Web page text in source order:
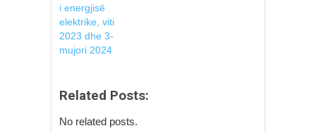
i energjisë
elektrike, viti
2023 dhe 3-
mujori 2024
Related Posts:
No related posts.